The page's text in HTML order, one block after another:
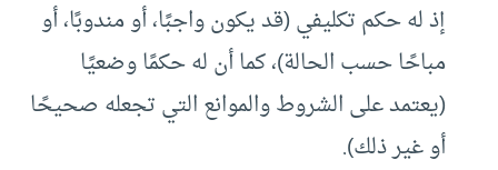
إذ له حكم تكليفي (قد يكون واجبًا، أو مندوبًا، أو
مباحًا حسب الحالة)، كما أن له حكمًا وضعيًا
(يعتمد على الشروط والموانع التي تجعله صحيحًا
أو غير ذلك).